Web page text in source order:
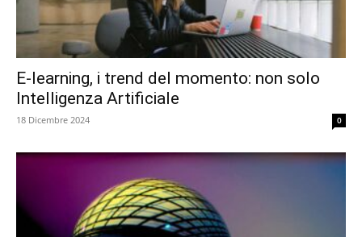
E-learning, i trend del momento: non solo
Intelligenza Artificiale
18 Dicembre 2024 0